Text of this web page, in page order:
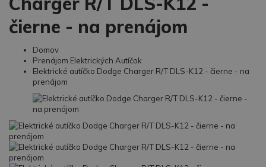
čierne - na prenájom
Domov
Prenájom Elektrických Autíčok
Elektrické autíčko Dodge Charger R/T DLS-K12 - čierne - na
prenájom